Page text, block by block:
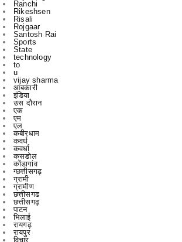
Sports
State
technology
to
u
vijay sharma
आबकारी
इंडिया
उस दौरान
एक
एम
एल
कबीरधाम
कवर्ध
कवर्धा
कसडोल
कोंडागांव
ग्छत्तीसगढ़
ग्रामी
ग्रामीण
छत्तीसगढ
छत्तीसगढ़
पाटन
भिलाई
रायगढ़
रायपुर
विचार
विचार मंथन
विचारमंथन
शहर
शहरChhattisgarrh